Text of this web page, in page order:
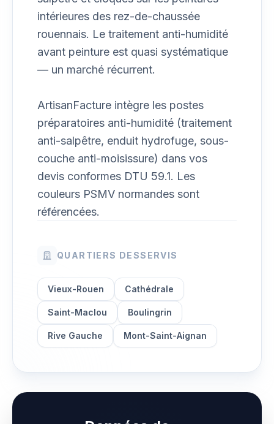
intérieures des rez-de-chaussée
rouennais. Le traitement anti-humidité
avant peinture est quasi systématique
— un marché récurrent.
ArtisanFacture intègre les postes
préparatoires anti-humidité (traitement
anti-salpêtre, enduit hydrofuge, sous-
couche anti-moisissure) dans vos
devis conformes DTU 59.1. Les
couleurs PSMV normandes sont
référencées.
QUARTIERS DESSERVIS
Vieux-Rouen Cathédrale
Saint-Maclou Boulingrin
Rive Gauche Mont-Saint-Aignan